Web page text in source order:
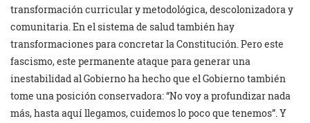
transformación curricular y metodológica, descolonizadora y
comunitaria. En el sistema de salud también hay
transformaciones para concretar la Constitución. Pero este
fascismo, este permanente ataque para generar una
inestabilidad al Gobierno ha hecho que el Gobierno también
tome una posición conservadora: “No voy a profundizar nada
más, hasta aquí llegamos, cuidemos lo poco que tenemos”. Y